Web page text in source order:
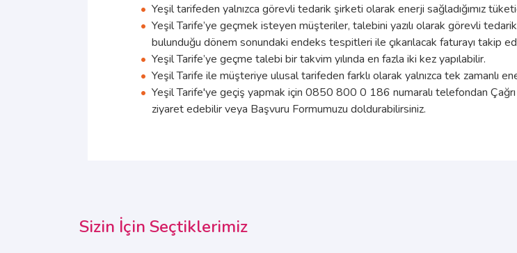
Yeşil tarifeden yalnızca görevli tedarik şirketi olarak enerji sağladığımız
Yeşil Tarife’ye geçmek isteyen müşteriler, talebini yazılı olarak görevli
bulunduğu dönem sonundaki endeks tespitleri ile çıkarılacak faturayı takip
Yeşil Tarife’ye geçme talebi bir takvim yılında en fazla iki kez yapılabilir.
Yeşil Tarife ile müşteriye ulusal tarifeden farklı olarak yalnızca tek zamanlı
Yeşil Tarife'ye geçiş yapmak için 0850 800 0 186 numaralı telefondan
ziyaret edebilir veya Başvuru Formumuzu doldurabilirsiniz.
Sizin İçin Seçtiklerimiz